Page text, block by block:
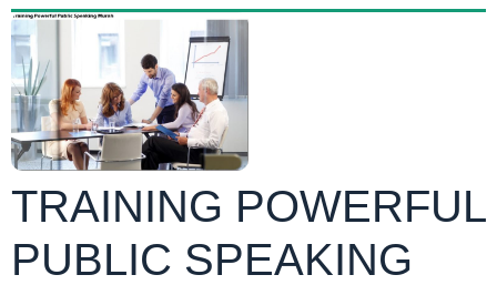
TRAINING POWERFUL
PUBLIC SPEAKING